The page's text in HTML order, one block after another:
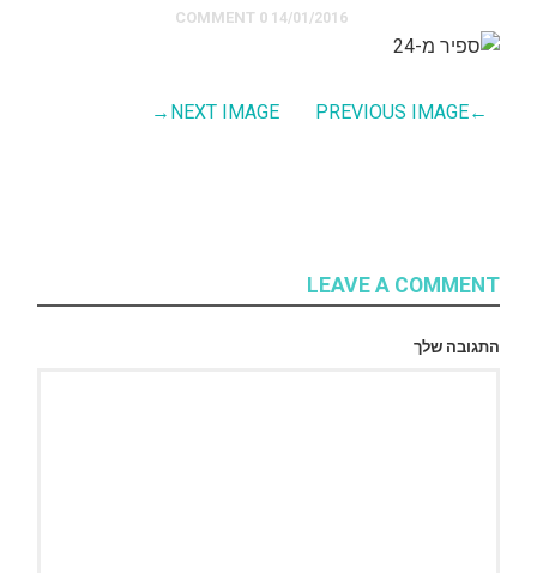
14/01/2016
0 COMMENT
←
PREVIOUS IMAGE
NEXT IMAGE
→
LEAVE A COMMENT
התגובה שלך